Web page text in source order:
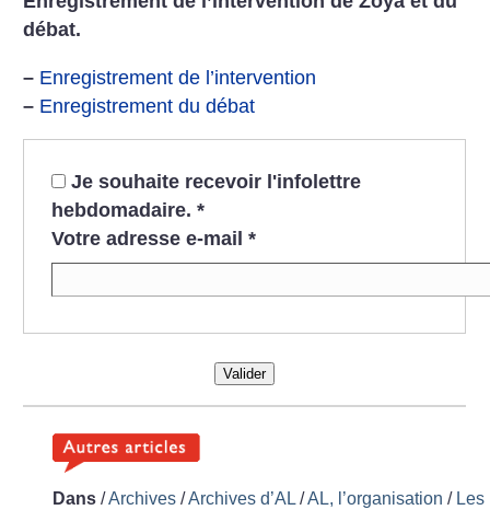
débat.
– Enregistrement de l’intervention
– Enregistrement du débat
Je souhaite recevoir l'infolettre
hebdomadaire. *
Votre adresse e-mail *
Valider
Dans /Archives /Archives d’AL /AL, l’organisation / Les